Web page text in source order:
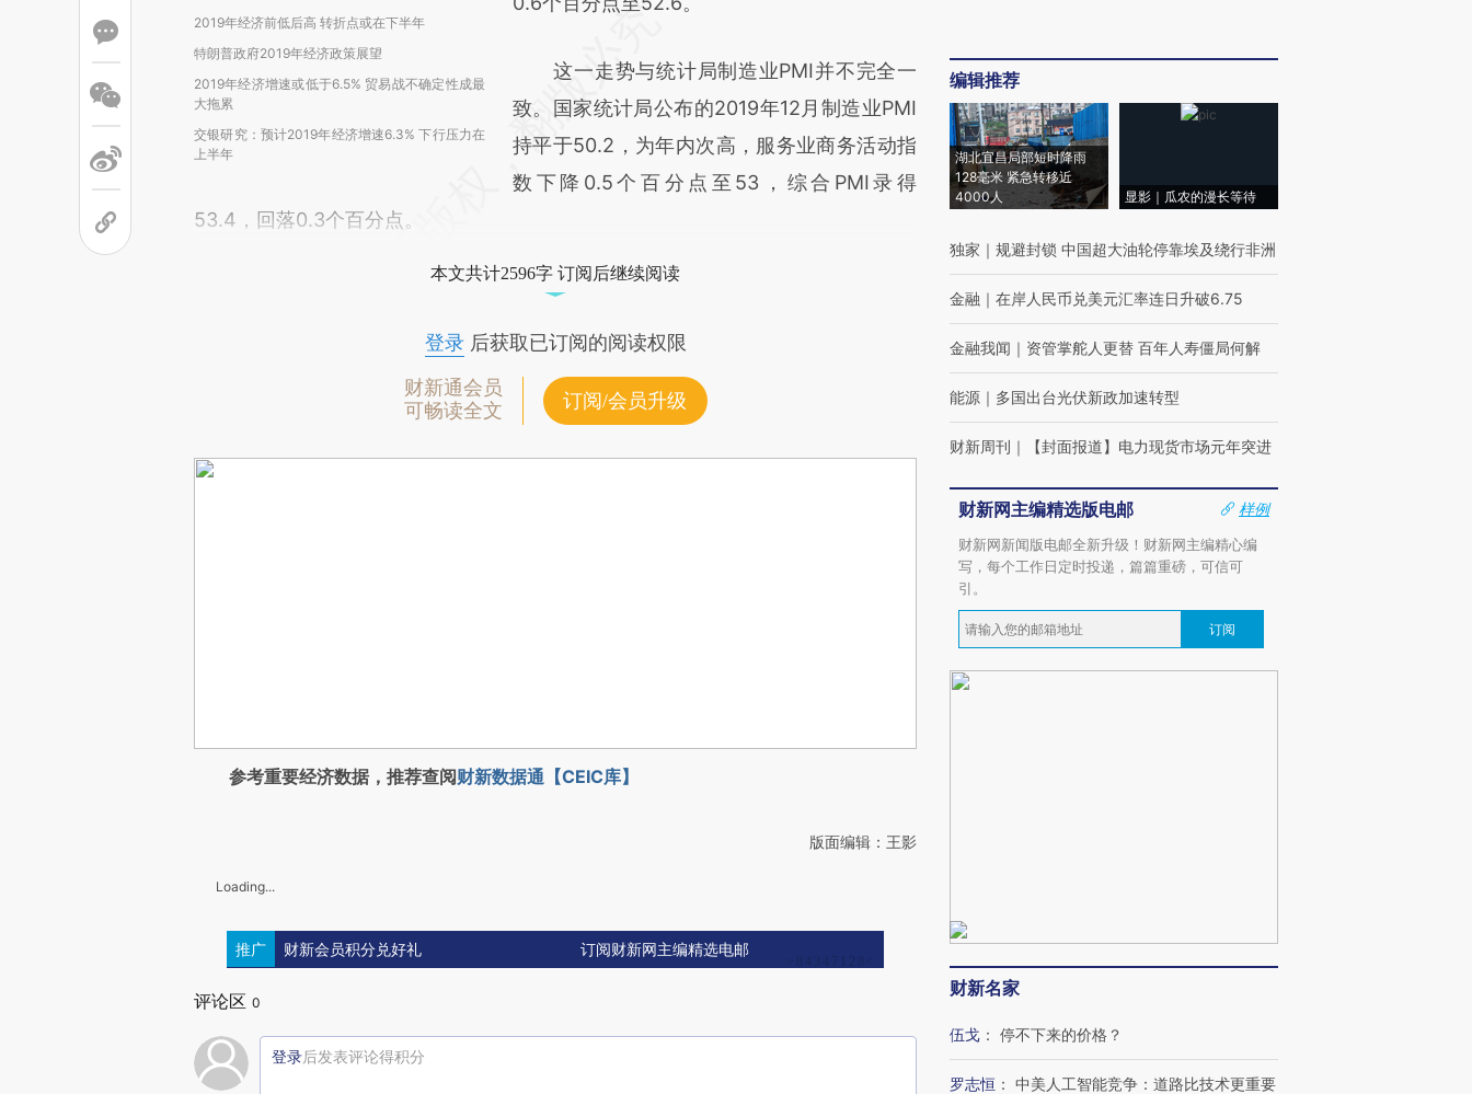
2019年经济前低后高 转折点或在下半年
特朗普政府2019年经济政策展望
2019年经济增速或低于6.5% 贸易战不确定性成最
大拖累
交银研究：预计2019年经济增速6.3% 下行压力在
上半年
这一走势与统计局制造业PMI并不完全一
致。国家统计局公布的2019年12月制造业PMI
持平于50.2，为年内次高，服务业商务活动指
数下降0.5个百分点至53，综合PMI录得
53.4，回落0.3个百分点。
本文共计2596字 订阅后继续阅读
登录后获取已订阅的阅读权限
财新通会员
可畅读全文
订阅/会员升级
参考重要经济数据，推荐查阅财新数据通【CEIC库】
版面编辑：王影
Loading...
推广 财新会员积分兑好礼 订阅财新网主编精选电邮
评论区 0
登录后发表评论得积分
编辑推荐
湖北宜昌局部短时降雨
128毫米 紧急转移近
4000人
显影｜瓜农的漫长等待
独家 ｜ 规避封锁 中国超大油轮停靠埃及绕行非洲
金融 ｜ 在岸人民币兑美元汇率连日升破6.75
金融我闻 ｜ 资管掌舵人更替 百年人寿僵局何解
能源 ｜ 多国出台光伏新政加速转型
财新周刊 ｜ 【封面报道】电力现货市场元年突进
财新网主编精选版电邮
样例
财新网新闻版电邮全新升级！财新网主编精心编
写，每个工作日定时投递，篇篇重磅，可信可
引。
订阅
财新名家
伍戈 ： 停不下来的价格？
罗志恒 ： 中美人工智能竞争：道路比技术更重要